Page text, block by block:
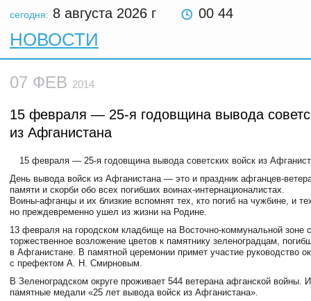
сегодня: 8 августа 2026 г 00 44
НОВОСТИ
07 ФЕВ 2014
15 февраля — 25-я годовщина вывода
из Афганистана
15 февраля — 25-я годовщина вывода советских войск из
День вывода войск из Афганистана — это и праздник афганцев-
памяти и скорби обо всех погибших воинах-интернационалистах.
Воины-афганцы и их близкие вспомнят тех, кто погиб на чужбине, и
но преждевременно ушел из жизни на Родине.
13 февраля на городском кладбище на Восточно-коммунальной зоне
торжественное возложение цветов к памятнику зеленоградцам,
в Афганистане. В памятной церемонии примет участие руководство
с префектом А. Н. Смирновым.
В Зеленоградском округе проживает 544 ветерана афганской войны.
памятные медали «25 лет вывода войск из Афганистана».